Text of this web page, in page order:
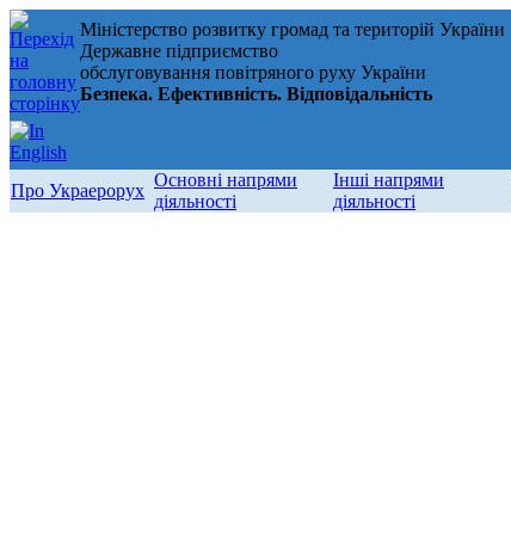
Міністерство розвитку громад та територій України
Державне підприємство
обслуговування повітряного руху України
Безпека. Ефективність. Відповідальність
Про Украерорух
Основні напрями
діяльності
Інші напрями
діяльності